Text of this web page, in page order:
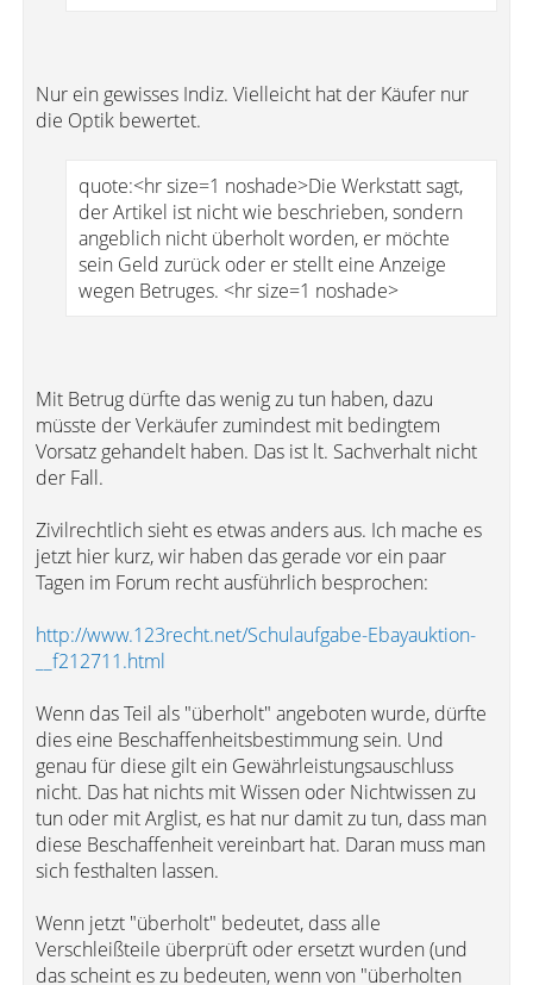
Nur ein gewisses Indiz. Vielleicht hat der Käufer nur
die Optik bewertet.
quote:<hr size=1 noshade>Die Werkstatt sagt,
der Artikel ist nicht wie beschrieben, sondern
angeblich nicht überholt worden, er möchte
sein Geld zurück oder er stellt eine Anzeige
wegen Betruges. <hr size=1 noshade>
Mit Betrug dürfte das wenig zu tun haben, dazu
müsste der Verkäufer zumindest mit bedingtem
Vorsatz gehandelt haben. Das ist lt. Sachverhalt nicht
der Fall.
Zivilrechtlich sieht es etwas anders aus. Ich mache es
jetzt hier kurz, wir haben das gerade vor ein paar
Tagen im Forum recht ausführlich besprochen:
http://www.123recht.net/Schulaufgabe-Ebayauktion-
__f212711.html
Wenn das Teil als "überholt" angeboten wurde, dürfte
dies eine Beschaffenheitsbestimmung sein. Und
genau für diese gilt ein Gewährleistungsauschluss
nicht. Das hat nichts mit Wissen oder Nichtwissen zu
tun oder mit Arglist, es hat nur damit zu tun, dass man
diese Beschaffenheit vereinbart hat. Daran muss man
sich festhalten lassen.
Wenn jetzt "überholt" bedeutet, dass alle
Verschleißteile überprüft oder ersetzt wurden (und
das scheint es zu bedeuten, wenn von "überholten